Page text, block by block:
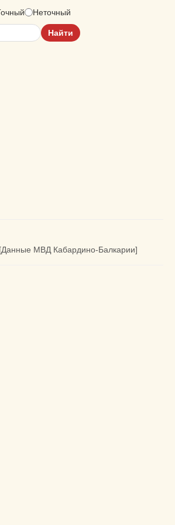
Неточный
МВД Кабардино-Балкарии]